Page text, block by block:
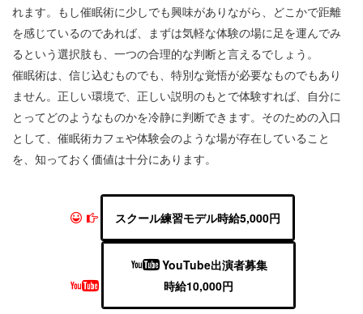
れます。もし催眠術に少しでも興味がありながら、どこかで距離
を感じているのであれば、まずは気軽な体験の場に足を運んでみ
るという選択肢も、一つの合理的な判断と言えるでしょう。
催眠術は、信じ込むものでも、特別な覚悟が必要なものでもあり
ません。正しい環境で、正しい説明のもとで体験すれば、自分に
とってどのようなものかを冷静に判断できます。そのための入口
として、催眠術カフェや体験会のような場が存在していること
を、知っておく価値は十分にあります。
スクール練習モデル時給5,000円
YouTube出演者募集
時給10,000円